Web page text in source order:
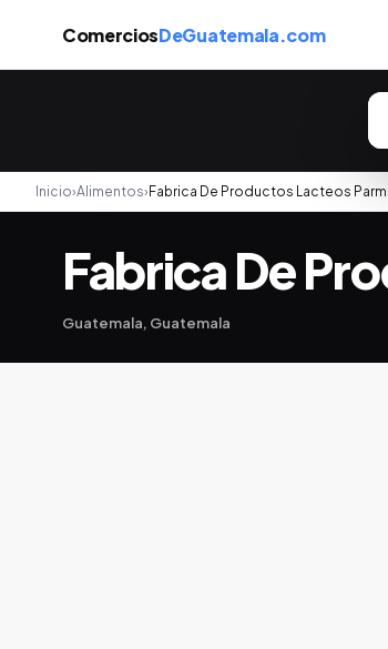
ComerciosDeGuatemala.com
Inicio›Alimentos› Fabrica De Productos Lacteos
Fabrica De
Guatemala, Guatemala